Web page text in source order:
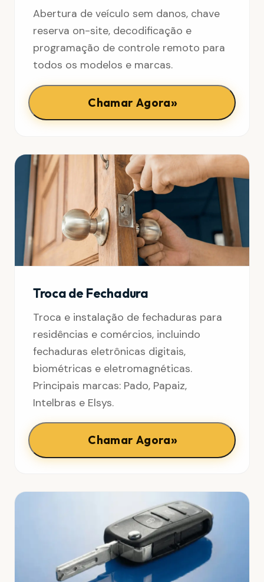
Abertura de veículo sem danos, chave
reserva on-site, decodificação e
programação de controle remoto para
todos os modelos e marcas.
Chamar Agora»
Troca de Fechadura
Troca e instalação de fechaduras para
residências e comércios, incluindo
fechaduras eletrônicas digitais,
biométricas e eletromagnéticas.
Principais marcas: Pado, Papaiz,
Intelbras e Elsys.
Chamar Agora»